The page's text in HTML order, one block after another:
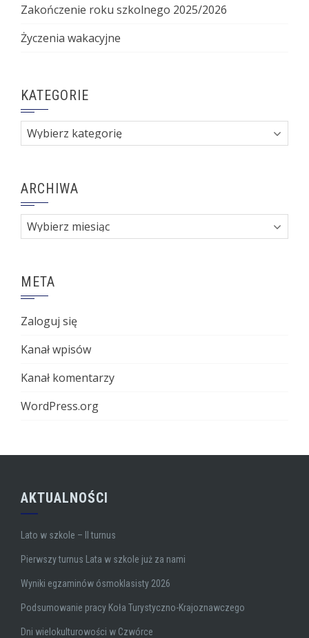
Zakończenie roku szkolnego 2025/2026
Życzenia wakacyjne
KATEGORIE
Kategorie
ARCHIWA
Archiwa
META
Zaloguj się
Kanał wpisów
Kanał komentarzy
WordPress.org
AKTUALNOŚCI
Lato w szkole – II turnus
Pierwszy turnus Lata w szkole już za nami
Wyniki egzaminów ósmoklasisty 2026
Podsumowanie pracy Koła Turystyczno-Krajoznawczego
Dni wielokulturowości w Czwórce